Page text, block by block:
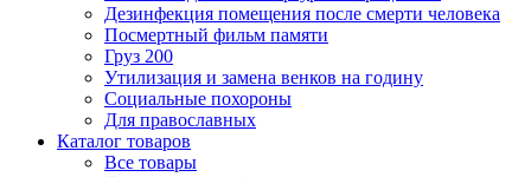
Дезинфекция помещения после смерти человека
Посмертный фильм памяти
Груз 200
Утилизация и замена венков на годину
Социальные похороны
Для православных
Каталог товаров
Все товары